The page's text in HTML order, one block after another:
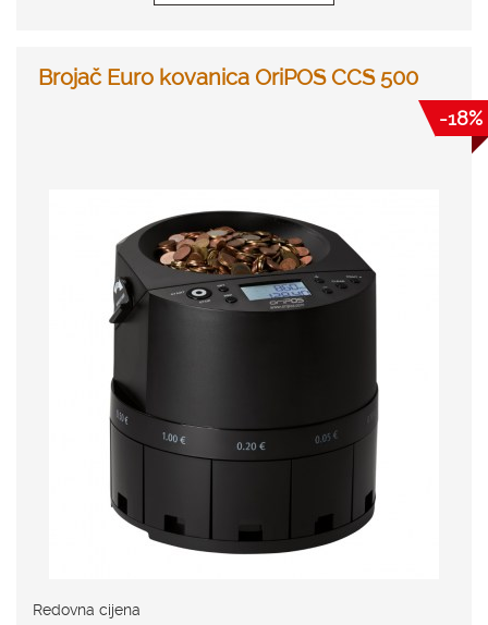
Brojač Euro kovanica OriPOS CCS 500
Redovna cijena
-18%